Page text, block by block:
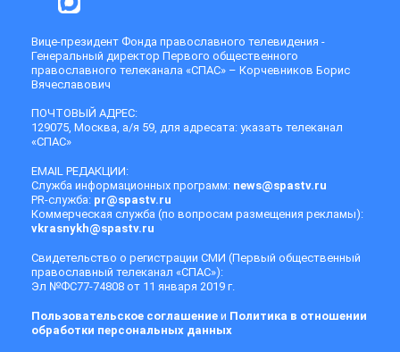
Вице-президент Фонда православного телевидения -
Генеральный директор Первого общественного
православного телеканала «СПАС» – Корчевников Борис
Вячеславович
ПОЧТОВЫЙ АДРЕС:
129075, Москва, а/я 59, для адресата: указать телеканал
«СПАС»
EMAIL РЕДАКЦИИ:
Служба информационных программ: news@spastv.ru
PR-служба: pr@spastv.ru
Коммерческая служба (по вопросам размещения рекламы):
vkrasnykh@spastv.ru
Свидетельство о регистрации СМИ (Первый общественный
православный телеканал «СПАС»):
Эл №ФС77-74808 от 11 января 2019 г.
Пользовательское соглашение и Политика в отношении
обработки персональных данных